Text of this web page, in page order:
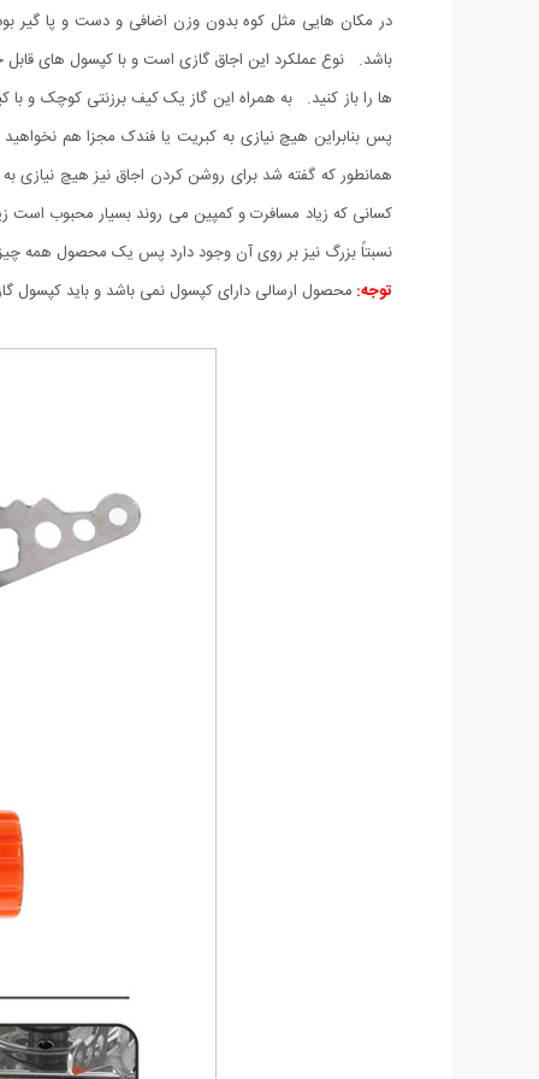
باشد. نوع عملکرد این اجاق گازی است و با کپسول های
ها را باز کنید. به همراه این گاز یک کیف برزنتی کوچک و
پس بنابراین هیچ نیازی به کبریت یا فندک مجزا هم
همانطور که گفته شد برای روشن کردن اجاق نیز هیچ نیازی به
کسانی که زیاد مسافرت و کمپین می روند بسیار محبوب است
نسبتاً بزرگ نیز بر روی آن وجود دارد پس یک محصول همه
توجه: محصول ارسالی دارای کپسول نمی باشد و باید کپسول